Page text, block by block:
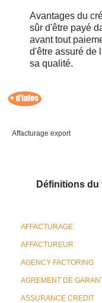
Avantages du
sûr d'être payé
avant tout
d'être assuré de
sa qualité.
Affacturage export
Définitions
AFFACTURAGE
AFFACTUREUR
AGENCY FACTORING
AGREMENT DE
ASSURANCE CREDIT